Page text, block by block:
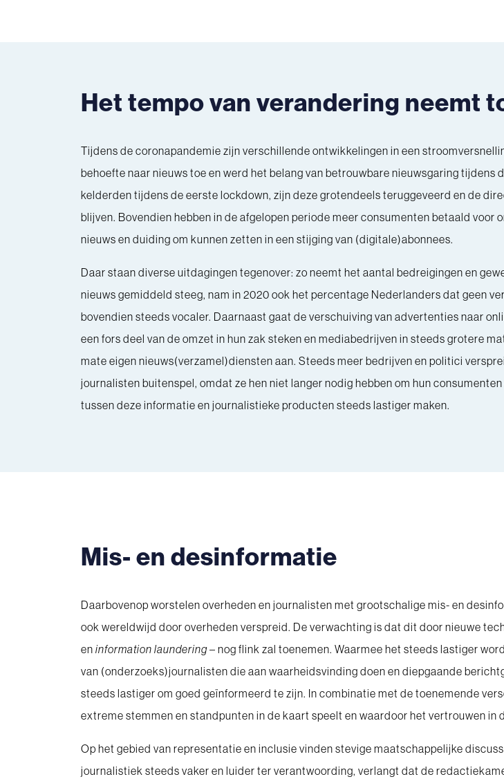
Het tempo van verandering neemt
Tijdens de coronapandemie zijn verschillende ontwikkelingen in een
behoefte naar nieuws toe en werd het belang van betrouwbare nieuwsgaring
kelderden tijdens de eerste lockdown, zijn deze grotendeels teruggeveerd en de
blijven. Bovendien hebben in de afgelopen periode meer consumenten betaald voor
nieuws en duiding om kunnen zetten in een stijging van (digitale)abonnees.
Daar staan diverse uitdagingen tegenover: zo neemt het aantal bedreigingen en
nieuws gemiddeld steeg, nam in 2020 ook het percentage Nederlanders dat geen
bovendien steeds vocaler. Daarnaast gaat de verschuiving van advertenties naar
een fors deel van de omzet in hun zak steken en mediabedrijven in steeds grotere
mate eigen nieuws(verzamel)diensten aan. Steeds meer bedrijven en politici
journalisten buitenspel, omdat ze hen niet langer nodig hebben om hun
tussen deze informatie en journalistieke producten steeds lastiger maken.
Mis- en desinformatie
Daarbovenop worstelen overheden en journalisten met grootschalige mis- en
ook wereldwijd door overheden verspreid. De verwachting is dat dit door nieuwe
en information laundering– nog flink zal toenemen. Waarmee het steeds lastiger
van (onderzoeks)journalisten die aan waarheidsvinding doen en diepgaande
steeds lastiger om goed geïnformeerd te zijn. In combinatie met de toenemende
extreme stemmen en standpunten in de kaart speelt en waardoor het vertrouwen in
Op het gebied van representatie en inclusie vinden stevige maatschappelijke
journalistiek steeds vaker en luider ter verantwoording, verlangt dat de